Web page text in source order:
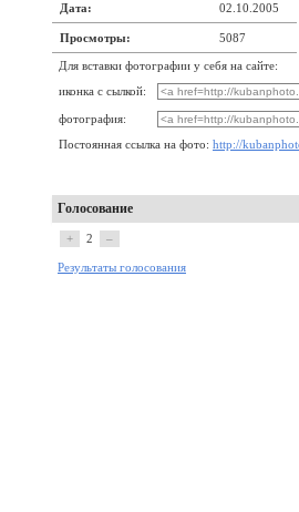
Дата: 02.10.2005
Просмотры: 5087
Для вставки фотографии у себя на сайте:
иконка с сылкой:
фотография:
Постоянная ссылка на фото: http://
Голосование
+ 2 –
Результаты голосования